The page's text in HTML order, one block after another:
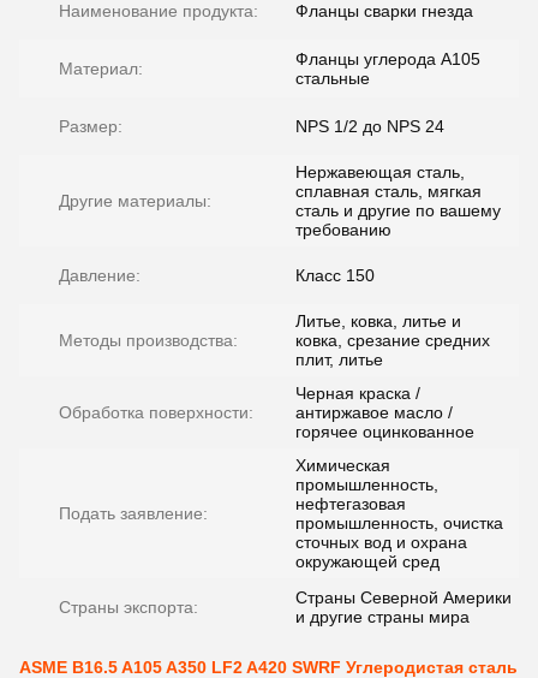
Наименование продукта: Фланцы сварки гнезда
Материал:
Фланцы углерода A105
стальные
Размер: NPS 1/2 до NPS 24
Другие материалы:
Нержавеющая сталь,
сплавная сталь, мягкая
сталь и другие по вашему
требованию
Давление: Класс 150
Методы производства:
Литье, ковка, литье и
ковка, срезание средних
плит, литье
Обработка поверхности:
Черная краска /
антиржавое масло /
горячее оцинкованное
Подать заявление:
Химическая
промышленность,
нефтегазовая
промышленность, очистка
сточных вод и охрана
окружающей сред
Страны экспорта:
Страны Северной Америки
и другие страны мира
ASME B16.5 A105 A350 LF2 A420 SWRF Углеродистая сталь